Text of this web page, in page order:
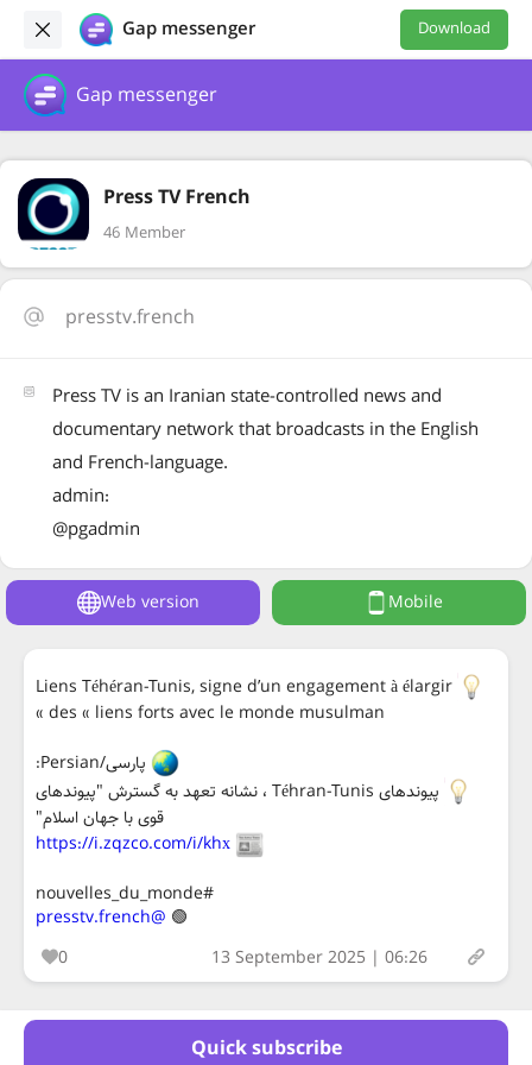
Gap messenger Download
Gap messenger
Press TV French
46 Member
presstv.french
Press TV is an Iranian state-controlled news and
documentary network that broadcasts in the English
and French-language.
admin:
@pgadmin
Quick subscribe
Web version Mobile
Liens Téhéran-Tunis, signe d’un engagement à élargir
des « liens forts avec le monde musulman »
پارسی/Persian:
پیوندهای Téhran-Tunis ، نشانه تعهد به گسترش "پیوندهای
قوی با جهان اسلام"
https://i.zqzco.com/i/khх
#nouvelles_du_monde
🟢
@presstv.french
0
13 September 2025 | 06:26